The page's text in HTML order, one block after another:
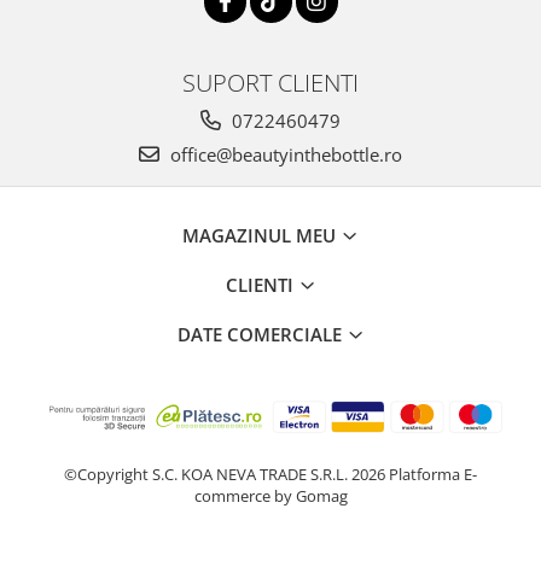
SUPORT CLIENTI
0722460479
office@beautyinthebottle.ro
MAGAZINUL MEU
CLIENTI
DATE COMERCIALE
©Copyright S.C. KOA NEVA TRADE S.R.L. 2026 Platforma E-
commerce by Gomag